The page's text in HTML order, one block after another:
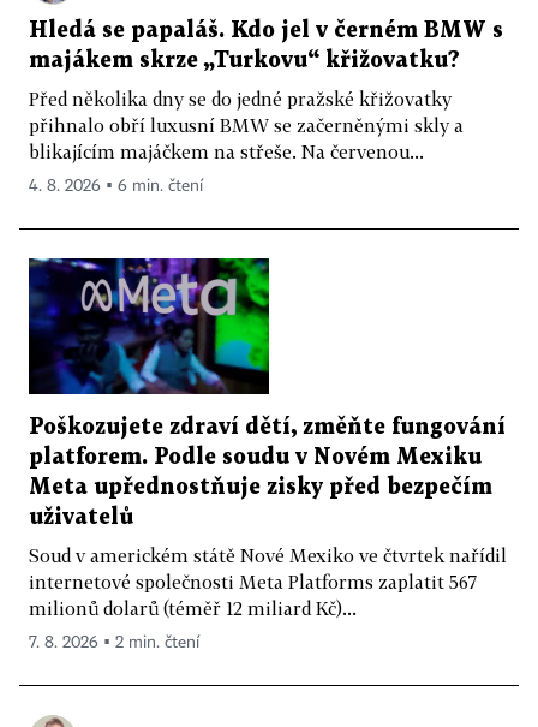
Hledá se papaláš. Kdo jel v černém BMW s
majákem skrze „Turkovu“ křižovatku?
Před několika dny se do jedné pražské křižovatky
přihnalo obří luxusní BMW se začerněnými skly a
blikajícím majáčkem na střeše. Na červenou...
4. 8. 2026 ▪ 6 min. čtení
Poškozujete zdraví dětí, změňte fungování
platforem. Podle soudu v Novém Mexiku
Meta upřednostňuje zisky před bezpečím
uživatelů
Soud v americkém státě Nové Mexiko ve čtvrtek nařídil
internetové společnosti Meta Platforms zaplatit 567
milionů dolarů (téměř 12 miliard Kč)...
7. 8. 2026 ▪ 2 min. čtení